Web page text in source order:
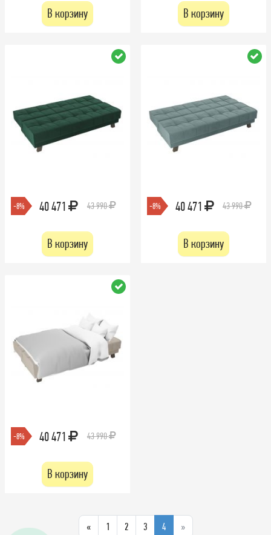
В корзину В корзину
-8% 40 471 43 990
В корзину
-8% 40 471 43 990
В корзину
-8% 40 471 43 990
В корзину
« 1 2 3 4 »